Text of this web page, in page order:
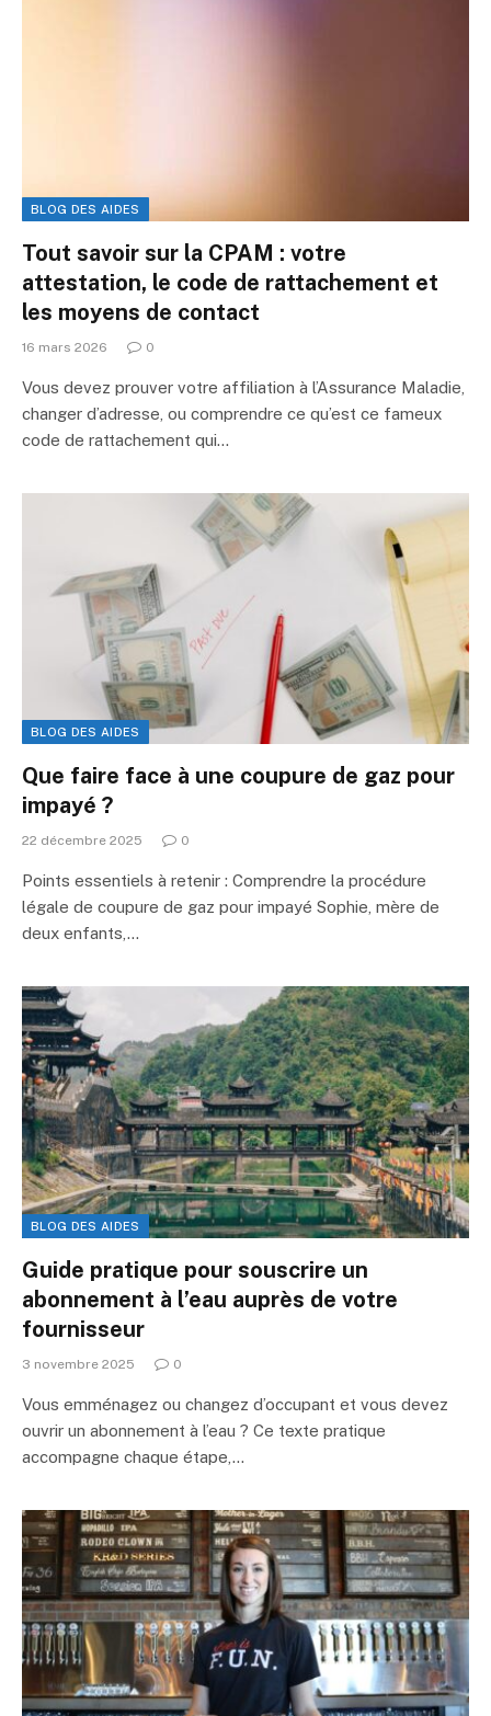
BLOG DES AIDES
Tout savoir sur la CPAM : votre
attestation, le code de rattachement et
les moyens de contact
16 mars 2026 0
Vous devez prouver votre affiliation à l’Assurance Maladie,
changer d’adresse, ou comprendre ce qu’est ce fameux
code de rattachement qui…
BLOG DES AIDES
Que faire face à une coupure de gaz pour
impayé ?
22 décembre 2025 0
Points essentiels à retenir : Comprendre la procédure
légale de coupure de gaz pour impayé Sophie, mère de
deux enfants,…
BLOG DES AIDES
Guide pratique pour souscrire un
abonnement à l’eau auprès de votre
fournisseur
3 novembre 2025 0
Vous emménagez ou changez d’occupant et vous devez
ouvrir un abonnement à l’eau ? Ce texte pratique
accompagne chaque étape,…